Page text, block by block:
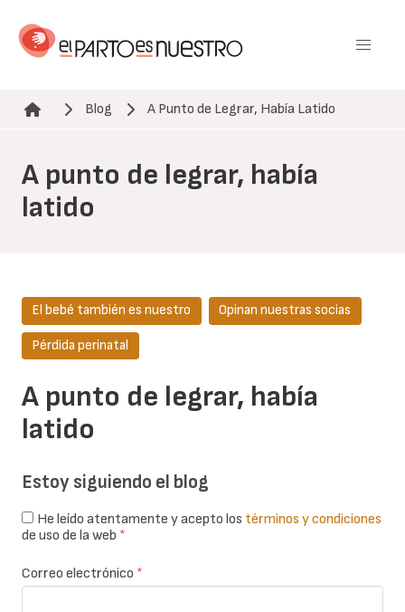
contenido
Ruta de navegación
Blog A Punto de Legrar, Había Latido
A punto de legrar, había
latido
A punto de legrar, había
latido
El bebé también es nuestro Opinan nuestras socias
Pérdida perinatal
Estoy siguiendo el blog
He leído atentamente y acepto los términos y condiciones
de uso de la web *
Correo electrónico *